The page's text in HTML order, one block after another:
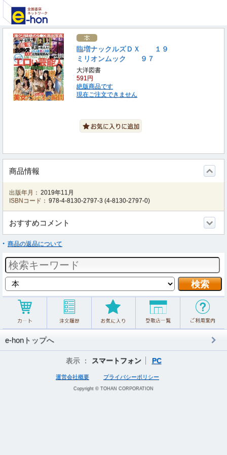
臨増ナックルズＤＸ １９
ミリオンムック ９７
大洋図書
591円
絶版商品です
現在ご注文できません
商品情報
出版年月： 2019年11月
ISBNコード： 978-4-8130-2797-3 (4-8130-2797-0)
おすすめコメント
商品の返品について
e-honトップへ
表示 ： スマートフォン PC
運営会社概要 プライバシーポリシー
Copyright © TOHAN CORPORATION